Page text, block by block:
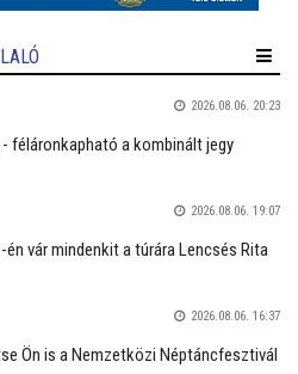
2026.08.06. 20:23
féláronkapható a kombinált jegy
2026.08.06. 19:07
vár mindenkit a túrára Lencsés Rita
2026.08.06. 16:37
Ön is a Nemzetközi Néptáncfesztivál